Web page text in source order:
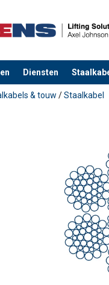
Diensten
& touw /Staalkabel